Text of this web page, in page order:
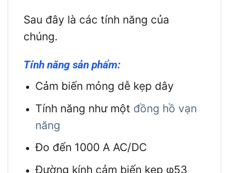
Sau đây là các tính năng của
chúng.
Tính năng sản phẩm:
Cảm biến mỏng dễ kẹp dây
Tính năng như một đồng hồ vạn
năng
Đo đến 1000 A AC/DC
Đường kính cảm biến kẹp φ53